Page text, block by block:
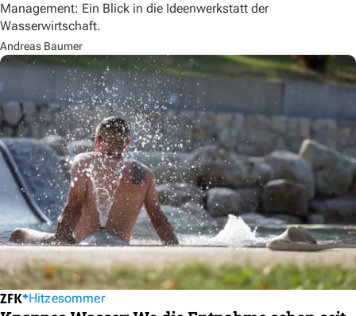
Management: Ein Blick in die Ideenwerkstatt der
Wasserwirtschaft.
Andreas Baumer
Hitzesommer